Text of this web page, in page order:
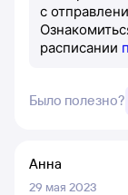
с
расписании
Было полезно?
Анна
29 мая 2023